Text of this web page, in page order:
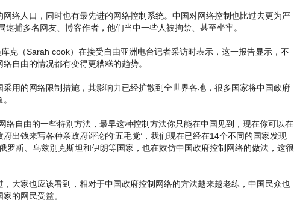
络人口，同时也有最先进的网络控制系统。中国对网络控制也比过去更为严
逮捕多名网友、博客作者，他们当中一些人被拘禁、甚至坐牢。
克（Sarah cook）在接受自由亚洲电台记者采访时表示，这一报告显示，不
自由的情况都有变得更糟糕的趋势。
采用的网络限制措施，其影响力已经扩散到全世界各地，很多国家将中国政府
络自由的一些特别方法，最早这种控制方法你只能在中国见到，现在你可以在
出钱来写各种亲政府评论的‘五毛党’，我们现在已经在14个不同的国家发现
罗斯、乌兹别克斯坦和伊朗等国家，也在效仿中国政府控制网络的做法，这很
，大家也应该看到，相对于中国政府控制网络的方法越来越老练，中国民众也
的网民受益。